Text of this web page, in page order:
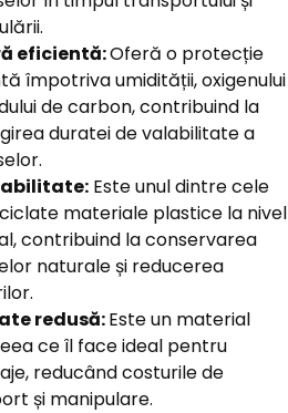
eficientă:Oferă o protecție
împotriva umidității, oxigenului
de carbon, contribuind la
duratei de valabilitate a
Este unul dintre cele
materiale plastice la nivel
contribuind la conservarea
naturale și reducerea
redusă:Este un material
ce îl face ideal pentru
reducând costurile de
și manipulare.